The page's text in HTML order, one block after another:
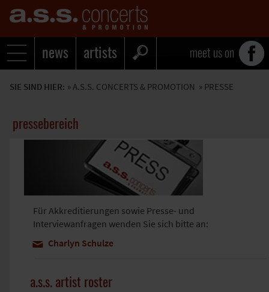
news artists meet us on
SIE SIND HIER: »A.S.S. CONCERTS & PROMOTION » PRESSE
pressebereich
Für Akkreditierungen sowie Presse- und
Interviewanfragen wenden Sie sich bitte an:
Charlyn Schulze
a.s.s. artist roster